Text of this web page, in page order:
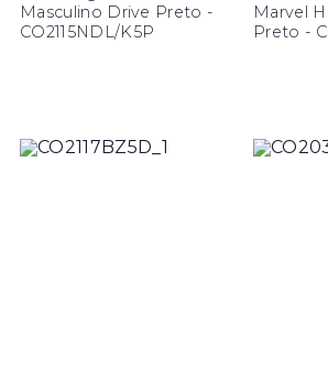
Masculino Drive Preto -
CO2115NDL/K5P
Marvel
Preto -